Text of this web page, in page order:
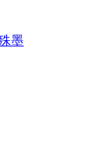
墨